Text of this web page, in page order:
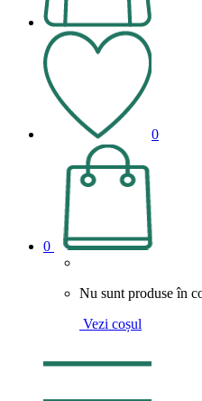
0
0
Nu sunt produse în
Vezi coșul